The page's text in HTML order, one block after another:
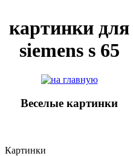
картинки для
siemens s 65
Веселые картинки
Картинки